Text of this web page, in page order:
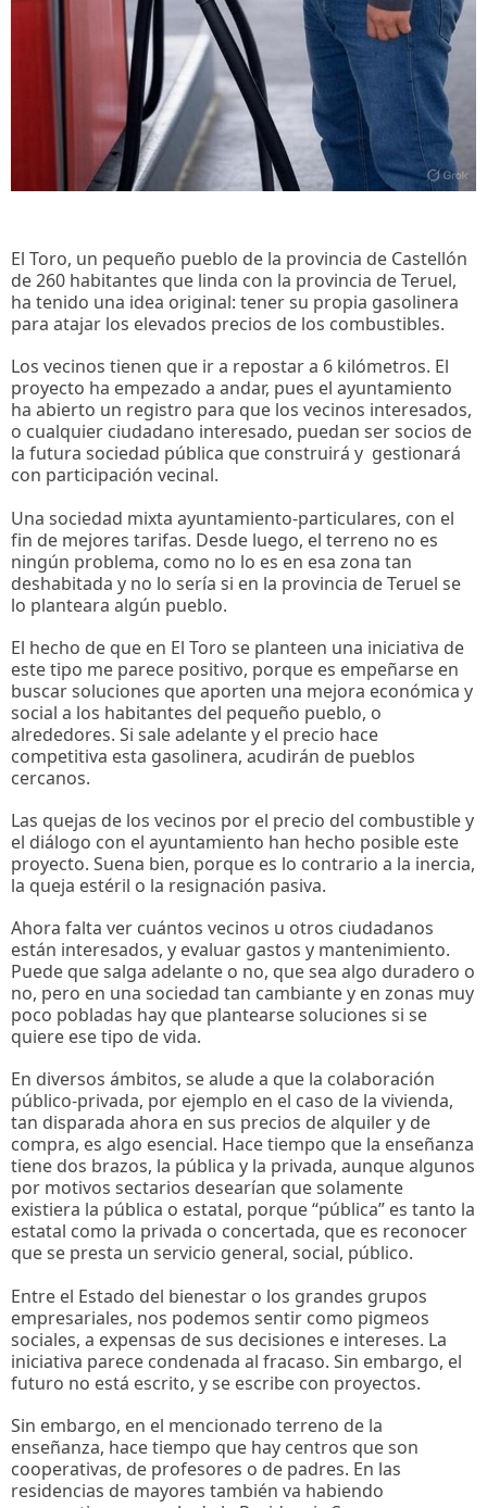
El Toro, un pequeño pueblo de la provincia de Castellón
de 260 habitantes que linda con la provincia de Teruel,
ha tenido una idea original: tener su propia gasolinera
para atajar los elevados precios de los combustibles.
Los vecinos tienen que ir a repostar a 6 kilómetros. El
proyecto ha empezado a andar, pues el ayuntamiento
ha abierto un registro para que los vecinos interesados,
o cualquier ciudadano interesado, puedan ser socios de
la futura sociedad pública que construirá y gestionará
con participación vecinal.
Una sociedad mixta ayuntamiento-particulares, con el
fin de mejores tarifas. Desde luego, el terreno no es
ningún problema, como no lo es en esa zona tan
deshabitada y no lo sería si en la provincia de Teruel se
lo planteara algún pueblo.
El hecho de que en El Toro se planteen una iniciativa de
este tipo me parece positivo, porque es empeñarse en
buscar soluciones que aporten una mejora económica y
social a los habitantes del pequeño pueblo, o
alrededores. Si sale adelante y el precio hace
competitiva esta gasolinera, acudirán de pueblos
cercanos.
Las quejas de los vecinos por el precio del combustible y
el diálogo con el ayuntamiento han hecho posible este
proyecto. Suena bien, porque es lo contrario a la inercia,
la queja estéril o la resignación pasiva.
Ahora falta ver cuántos vecinos u otros ciudadanos
están interesados, y evaluar gastos y mantenimiento.
Puede que salga adelante o no, que sea algo duradero o
no, pero en una sociedad tan cambiante y en zonas muy
poco pobladas hay que plantearse soluciones si se
quiere ese tipo de vida.
En diversos ámbitos, se alude a que la colaboración
público-privada, por ejemplo en el caso de la vivienda,
tan disparada ahora en sus precios de alquiler y de
compra, es algo esencial. Hace tiempo que la enseñanza
tiene dos brazos, la pública y la privada, aunque algunos
por motivos sectarios desearían que solamente
existiera la pública o estatal, porque “pública” es tanto la
estatal como la privada o concertada, que es reconocer
que se presta un servicio general, social, público.
Entre el Estado del bienestar o los grandes grupos
empresariales, nos podemos sentir como pigmeos
sociales, a expensas de sus decisiones e intereses. La
iniciativa parece condenada al fracaso. Sin embargo, el
futuro no está escrito, y se escribe con proyectos.
Sin embargo, en el mencionado terreno de la
enseñanza, hace tiempo que hay centros que son
cooperativas, de profesores o de padres. En las
residencias de mayores también va habiendo